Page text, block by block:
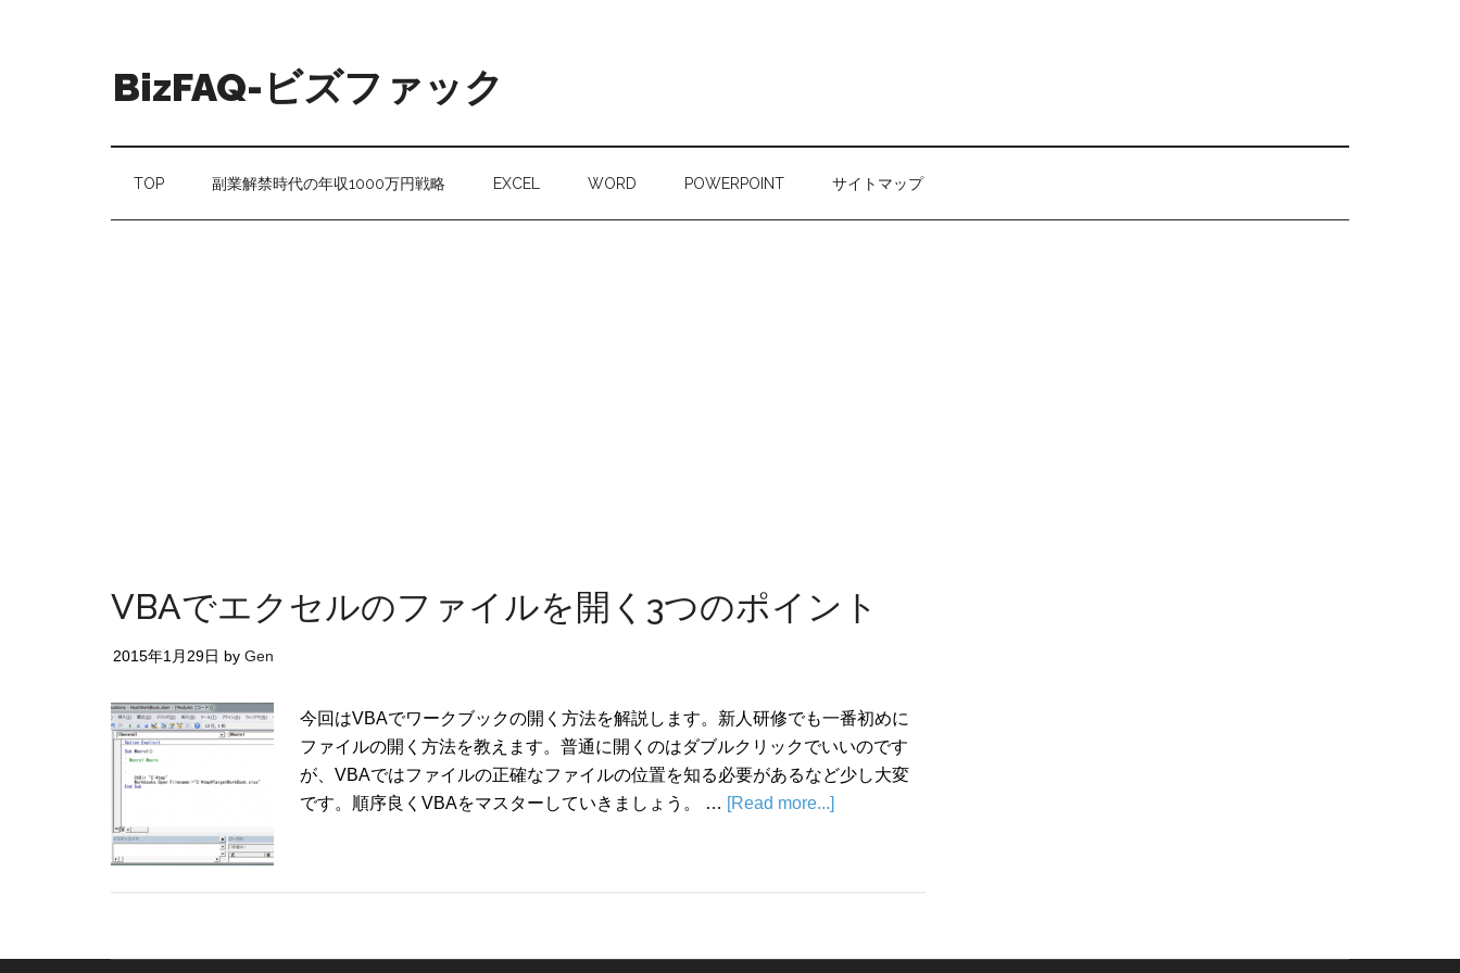
BizFAQ-ビズファック
TOP 副業解禁時代の年収1000万円戦略 EXCEL WORD POWERPOINT サイトマップ
VBAでエクセルのファイルを開く3つのポイント
2015年1月29日 by Gen
今回はVBAでワークブックの開く方法を解説します。新人研修でも一番初めに
ファイルの開く方法を教えます。普通に開くのはダブルクリックでいいのです
が、VBAではファイルの正確なファイルの位置を知る必要があるなど少し大変
です。順序良くVBAをマスターしていきましょう。 … [Read more...]